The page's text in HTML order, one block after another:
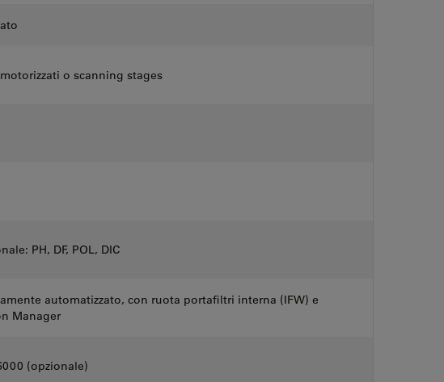
o scanning stages
PH, DF, POL, DIC
automatizzato, con ruota portafiltri interna (IFW) e
Manager
(opzionale)